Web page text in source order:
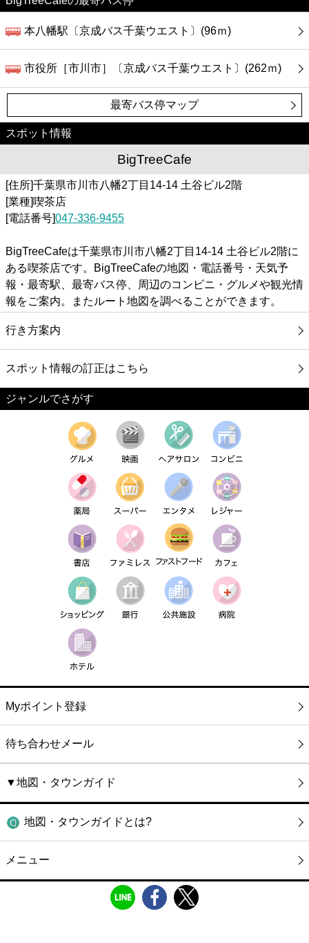
本八幡駅〔京成バス千葉ウエスト〕(96ｍ)
市役所［市川市］〔京成バス千葉ウエスト〕(262ｍ)
最寄バス停マップ
スポット情報
BigTreeCafe
[住所]千葉県市川市八幡2丁目14-14 土谷ビル2階
[業種]喫茶店
[電話番号]047-336-9455
BigTreeCafeは千葉県市川市八幡2丁目14-14 土谷ビル2階に
ある喫茶店です。BigTreeCafeの地図・電話番号・天気予
報・最寄駅、最寄バス停、周辺のコンビニ・グルメや観光情
報をご案内。またルート地図を調べることができます。
行き方案内
スポット情報の訂正はこちら
ジャンルでさがす
Myポイント登録
待ち合わせメール
▼地図・タウンガイド
地図・タウンガイドとは?
メニュー